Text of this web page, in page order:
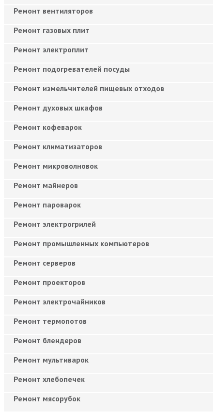
Ремонт вентиляторов
Ремонт газовых плит
Ремонт электроплит
Ремонт подогревателей посуды
Ремонт измельчителей пищевых отходов
Ремонт духовых шкафов
Ремонт кофеварок
Ремонт климатизаторов
Ремонт микроволновок
Ремонт майнеров
Ремонт пароварок
Ремонт электрогрилей
Ремонт промышленных компьютеров
Ремонт серверов
Ремонт проекторов
Ремонт электрочайников
Ремонт термопотов
Ремонт блендеров
Ремонт мультиварок
Ремонт хлебопечек
Ремонт мясорубок